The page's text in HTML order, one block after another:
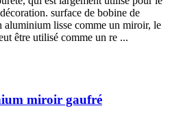
surface de bobine de
lisse comme un miroir, le
être utilisé comme un re ...
miroir gaufré